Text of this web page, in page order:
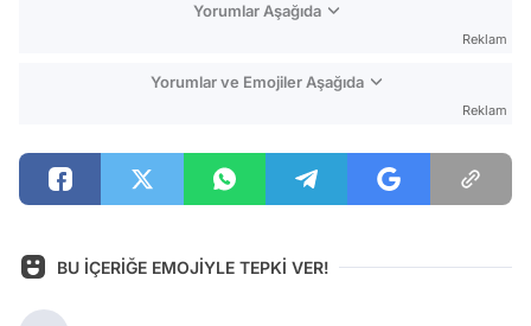
Yorumlar Aşağıda
Reklam
Yorumlar ve Emojiler Aşağıda
Reklam
BU İÇERİĞE EMOJİYLE TEPKİ VER!